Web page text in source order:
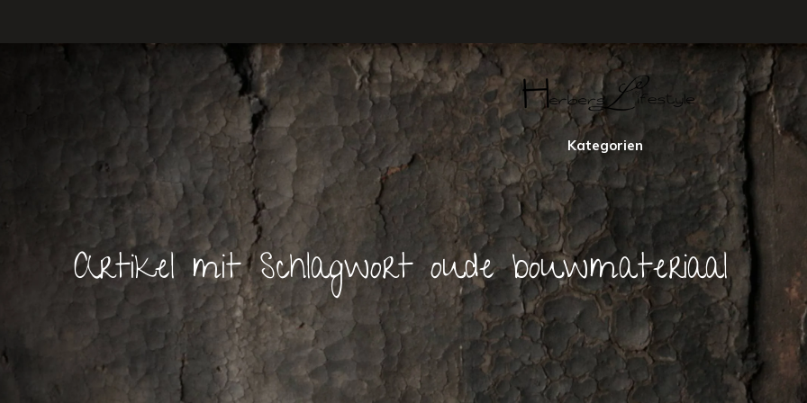
Kategorien
Artikel mit Schlagwort oude bouwmateriaal